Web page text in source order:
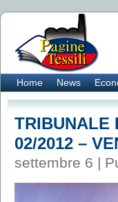
Home News
TRIBUNALE
02/2012 –
settembre 6 |